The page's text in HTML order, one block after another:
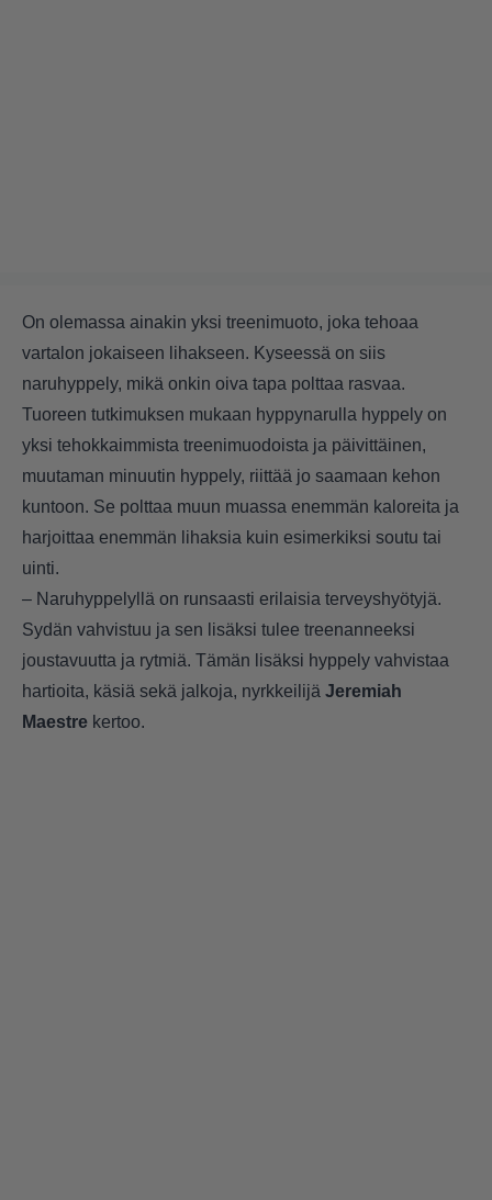
On olemassa ainakin yksi treenimuoto, joka tehoaa
vartalon jokaiseen lihakseen. Kyseessä on siis
naruhyppely, mikä onkin oiva tapa polttaa rasvaa.
Tuoreen tutkimuksen mukaan hyppynarulla hyppely on
yksi tehokkaimmista treenimuodoista ja päivittäinen,
muutaman minuutin hyppely, riittää jo saamaan kehon
kuntoon. Se polttaa muun muassa enemmän kaloreita ja
harjoittaa enemmän lihaksia kuin esimerkiksi soutu tai
uinti.
– Naruhyppelyllä on runsaasti erilaisia terveyshyötyjä.
Sydän vahvistuu ja sen lisäksi tulee treenanneeksi
joustavuutta ja rytmiä. Tämän lisäksi hyppely vahvistaa
hartioita, käsiä sekä jalkoja, nyrkkeilijä Jeremiah
Maestre kertoo.